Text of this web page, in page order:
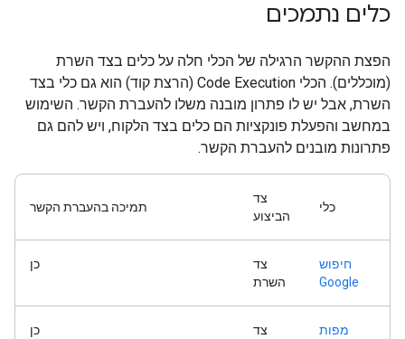
כלים נתמכים
הפצת ההקשר הרגילה של הכלי חלה על כלים בצד השרת
(מוכללים). הכלי Code Execution (הרצת קוד) הוא גם כלי בצד
השרת, אבל יש לו פתרון מובנה משלו להעברת הקשר. השימוש
במחשב והפעלת פונקציות הם כלים בצד הלקוח, ויש להם גם
פתרונות מובנים להעברת הקשר.
כלי
צד
הביצוע
תמיכה בהעברת הקשר
חיפוש
Google
צד
השרת
כן
מפות
צד
כן